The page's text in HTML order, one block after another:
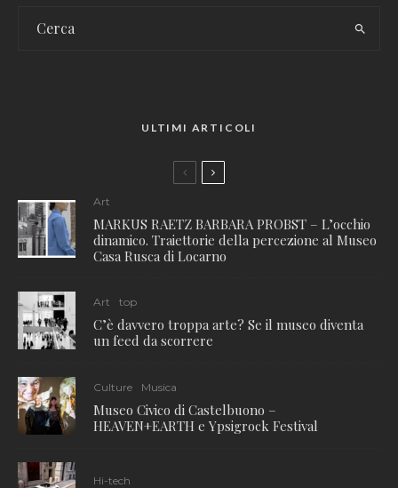
ULTIMI ARTICOLI
Art
MARKUS RAETZ BARBARA PROBST – L’occhio
dinamico. Traiettorie della percezione al Museo
Casa Rusca di Locarno
Art top
C’è davvero troppa arte? Se il museo diventa
un feed da scorrere
Culture Musica
Museo Civico di Castelbuono –
HEAVEN+EARTH e Ypsigrock Festival
Hi-tech